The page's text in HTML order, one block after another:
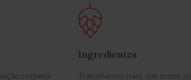
respeita
Ingredientes
Trabalhamos para que todos os